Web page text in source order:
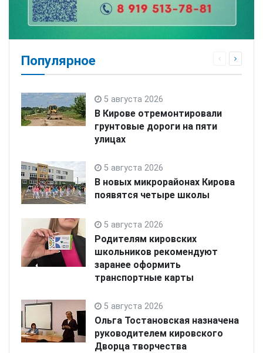
Популярное
5 августа 2026
В Кирове отремонтировали
грунтовые дороги на пяти
улицах
5 августа 2026
В новых микрорайонах Кирова
появятся четыре школы
5 августа 2026
Родителям кировских
школьников рекомендуют
заранее оформить
транспортные карты
5 августа 2026
Ольга Тостановская назначена
руководителем кировского
Дворца творчества